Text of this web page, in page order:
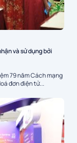
và sử dụng bởi
79 năm Cách mạng
đơn điện tử...